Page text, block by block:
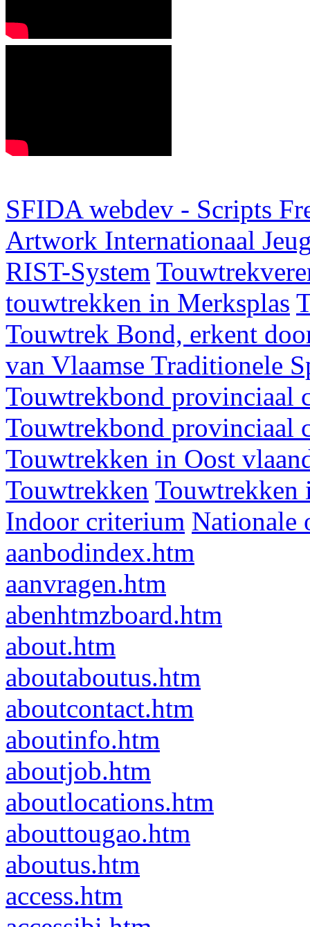
SFIDA webdev - Scripts
Artwork Internationaal
RIST-System
touwtrekken in Merksplas
Touwtrek Bond, erkent
van Vlaamse Traditionele
Touwtrekbond provinciaal
Touwtrekbond provinciaal
Touwtrekken in Oost
Touwtrekken Touwtrekken
Indoor criterium Nationale
aanbodindex.htm
aanvragen.htm
abenhtmzboard.htm
about.htm
aboutaboutus.htm
aboutcontact.htm
aboutinfo.htm
aboutjob.htm
aboutlocations.htm
abouttougao.htm
aboutus.htm
access.htm